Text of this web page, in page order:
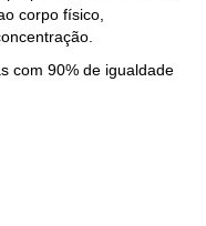
corpo físico,
com 90% de igualdade